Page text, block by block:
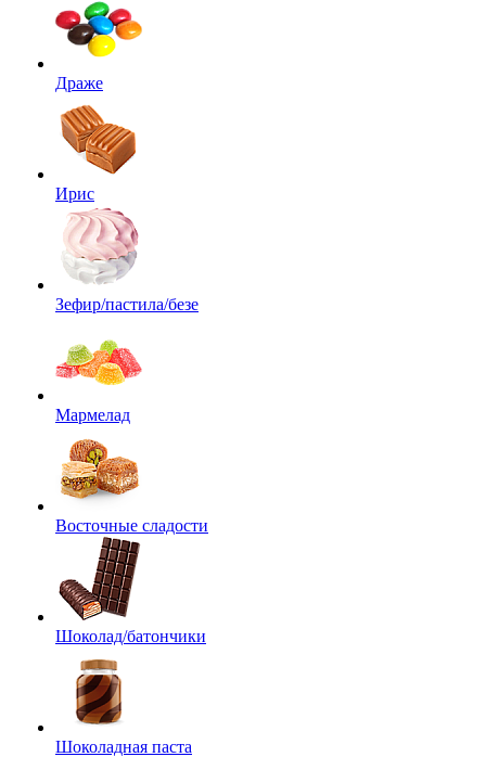
Драже
Ирис
Зефир/пастила/безе
Мармелад
Восточные сладости
Шоколад/батончики
Шоколадная паста